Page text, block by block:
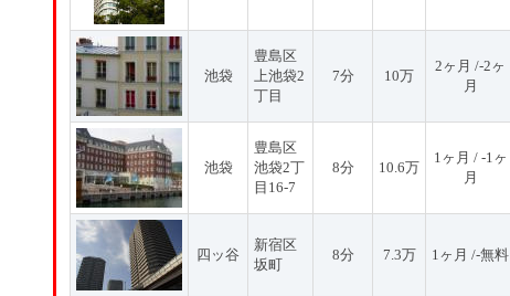
池袋
豊島区
上池袋2
丁目
7分 10万
2ヶ月 /-2ヶ
月
池袋
豊島区
池袋2丁
目16-7
8分 10.6万
1ヶ月 / -1ヶ
月
四ッ谷
新宿区
坂町
8分 7.3万 1ヶ月 /-無料